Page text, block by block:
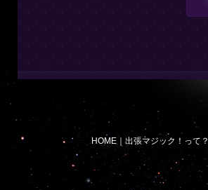
HOME｜ 出張マジック！って？